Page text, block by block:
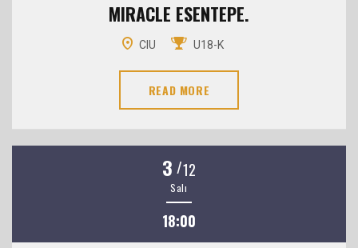
MIRACLE ESENTEPE.
CIU U18-K
READ MORE
3 /12
Salı
18:00